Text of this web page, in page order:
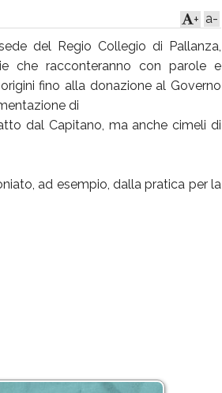
a-
+
del Regio Collegio di Pallanza,
che racconteranno con parole e
fino alla donazione al Governo
di
dal Capitano, ma anche cimeli di
ad esempio, dalla pratica per la